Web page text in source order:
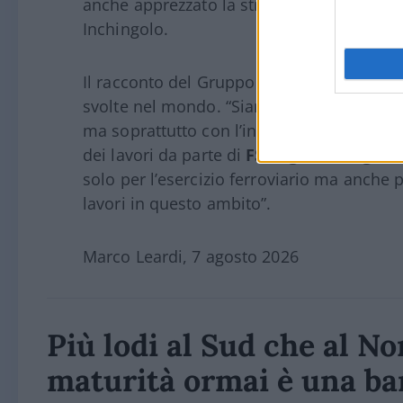
anche apprezzato la straordinarietà
Inchingolo.
Il racconto del Gruppo Fs, ha aggiunto
svolte nel mondo. “Siamo molto presenti
ma soprattutto con l’ingegneria: la
dei lavori da parte di FS Engeneering
solo per l’esercizio ferroviario ma anche
lavori in questo ambito”.
Marco Leardi, 7 agosto 2026
Più lodi al Sud che al
maturità ormai è una